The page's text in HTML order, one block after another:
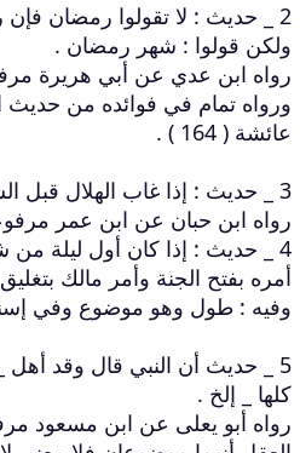
2 _ حديث : لا تقولوا رمضان فإن رمضان اسم من أسماء الله تعالى .
ولكن قولوا : شهر رمضان .
رواه ابن عدي عن أبي هريرة
عائشة ( 164 ) .
3 _ حديث : إذا غاب الهلال قبل الشفق : فهو لليلة وإذا غاب بعد الشفق فهو لليلتين .
رواه ابن حبان عن ابن عمر
4 _ حديث : إذا كان أول ليلة
أمره بفتح الجنة وأمر مالك بتغليق
وفيه : طول وهو موضوع وفي
5 _ حديث أن النبي قال وقد
كلها _ إلخ .
رواه أبو يعلى عن ابن مسعود